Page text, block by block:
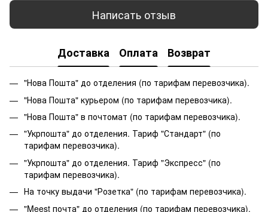
Написать отзыв
Доставка Оплата Возврат
"Нова Пошта" до отделения (по тарифам перевозчика).
"Нова Пошта" курьером (по тарифам перевозчика).
"Нова Пошта" в почтомат (по тарифам перевозчика).
"Укрпошта" до отделения. Тариф "Стандарт" (по
тарифам перевозчика).
"Укрпошта" до отделения. Тариф "Экспресс" (по
тарифам перевозчика).
На точку выдачи "Розетка" (по тарифам перевозчика).
"Meest почта" до отделения (по тарифам перевозчика).